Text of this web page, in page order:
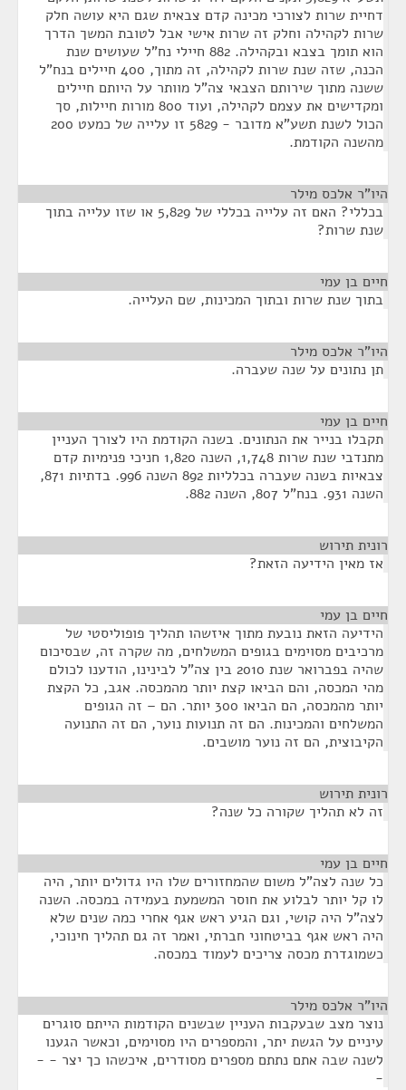
דחיית שרות לצורכי מכינה קדם צבאית שגם היא עושה חלק
שרות לקהילה וחלק זה שרות אישי אבל לטובת המשך הדרך
הוא תומך בצבא ובקהילה. 882 חיילי נח"ל שעושים שנת
הכנה, שזה שנת שרות לקהילה, זה מתוך, 400 חיילים בנח"ל
ששנה מתוך שירותם הצבאי צה"ל מוותר על היותם חיילים
ומקדישים את עצמם לקהילה, ועוד 800 מורות חיילות, סך
הכול לשנת תשע"א מדובר - 5829 זו עלייה של כמעט 200
מהשנה הקודמת.
היו"ר אלכס מילר
בכללי? האם זה עלייה בכללי של 5,829 או שזו עלייה בתוך
שנת שרות?
חיים בן עמי
בתוך שנת שרות ובתוך המכינות, שם העלייה.
היו"ר אלכס מילר
תן נתונים על שנה שעברה.
חיים בן עמי
תקבלו בנייר את הנתונים. בשנה הקודמת היו לצורך העניין
מתנדבי שנת שרות 1,748, השנה 1,820 חניכי פנימיות קדם
צבאיות בשנה שעברה בכלליות 892 השנה 996. בדתיות 871,
השנה 931. בנח"ל 807, השנה 882.
רונית תירוש
אז מאין הידיעה הזאת?
חיים בן עמי
הידיעה הזאת נובעת מתוך איזשהו תהליך פופוליסטי של
מרכיבים מסוימים בגופים המשלחים, מה שקרה זה, שבסיכום
שהיה בפברואר שנת 2010 בין צה"ל לבינינו, הודענו לכולם
מהי המכסה, והם הביאו קצת יותר מהמכסה. אגב, כל הקצת
יותר מהמכסה, הם הביאו 300 יותר. הם – זה הגופים
המשלחים והמכינות. הם זה תנועות נוער, הם זה התנועה
הקיבוצית, הם זה נוער מושבים.
רונית תירוש
זה לא תהליך שקורה כל שנה?
חיים בן עמי
כל שנה לצה"ל משום שהמחזורים שלו היו גדולים יותר, היה
לו קל יותר לבלוע את חוסר המשמעת בעמידה במכסה. השנה
לצה"ל היה קושי, וגם הגיע ראש אגף אחרי כמה שנים שלא
היה ראש אגף בביטחוני חברתי, ואמר זה גם תהליך חינוכי,
כשמוגדרת מכסה צריכים לעמוד במכסה.
היו"ר אלכס מילר
נוצר מצב שבעקבות העניין שבשנים הקודמות הייתם סוגרים
עיניים על הגשת יתר, והמספרים היו מסוימים, וכאשר הגענו
לשנה שבה אתם נתתם מספרים מסודרים, איכשהו כך יצר - -
-